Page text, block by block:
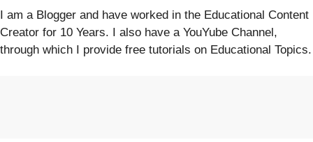
I am a Blogger and have worked in the Educational Content
Creator for 10 Years. I also have a YouYube Channel,
through which I provide free tutorials on Educational Topics.